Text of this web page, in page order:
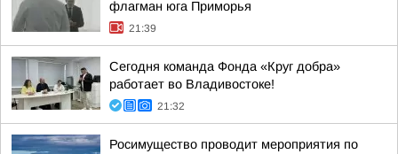
флагман юга Приморья
21:39
Сегодня команда Фонда «Круг добра»
работает во Владивостоке!
21:32
Росимущество проводит мероприятия по